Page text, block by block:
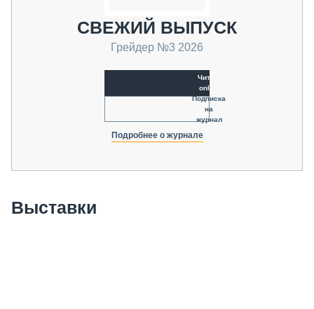
СВЕЖИЙ ВЫПУСК
Грейдер №3 2026
Читать
online
Подписка
на
журнал
Подробнее о журнале
Выставки